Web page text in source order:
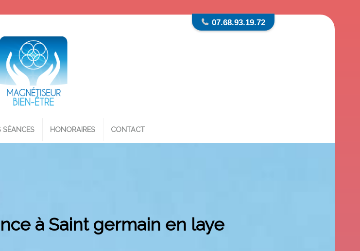
07.68.93.19.72
SÉANCES HONORAIRES CONTACT
à Saint germain en laye